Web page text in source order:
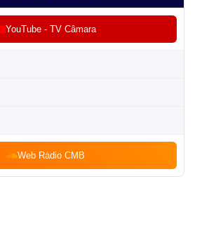
YouTube - TV Câmara
Web Rádio CMB